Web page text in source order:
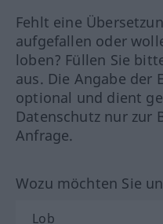
Fehlt eine
aufgefallen oder
loben? Füllen Sie
aus. Die Angabe der
optional und dient
Datenschutz nur zur
Anfrage.
Wozu möchten Sie